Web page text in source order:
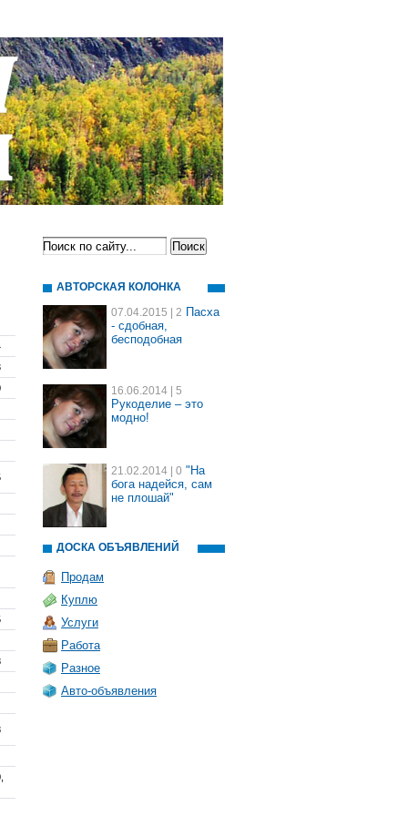
АВТОРСКАЯ КОЛОНКА
07.04.2015 | 2 Пасха
- сдобная,
бесподобная
16.06.2014 | 5
Рукоделие – это
модно!
21.02.2014 | 0 "На
бога надейся, сам
не плошай"
ДОСКА ОБЪЯВЛЕНИЙ
Продам
Куплю
Услуги
Работа
Разное
Авто-объявления